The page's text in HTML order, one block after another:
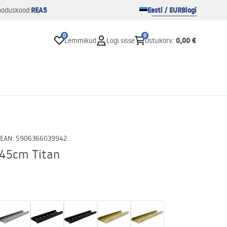
REA5 Eesti / EURBlogi
0
Lemmikud Logi sisse
0
Ostukorv: 0,00 €
EAN: 5906366039942
Titan